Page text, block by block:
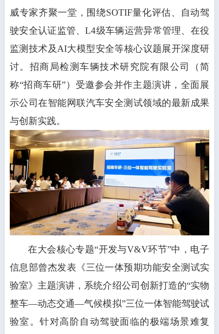
威专家齐聚一堂，围绕SOTIF量化评估、自动驾
驶安全认证监管、L4级车辆运营异常管理、在役
监测技术及AI大模型安全等核心议题展开深度研
讨。招商局检测车辆技术研究院有限公司（简
称“招商车研”）受邀参会并作主题演讲，全面展
示公司在智能网联汽车安全测试领域的最新成果
与创新实践。
在大会核心专题“开发与V&V环节”中，电子
信息部曾杰发表《三位一体预期功能安全测试实
验室》主题演讲，系统介绍公司创新打造的“实物
整车—动态交通—气候模拟”三位一体智能驾驶试
验室。针对高阶自动驾驶面临的极端场景难复